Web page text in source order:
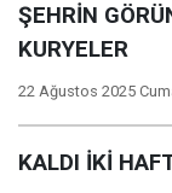
ŞEHRİN
KURYELER
22 Ağustos 2025
KALDI İKİ